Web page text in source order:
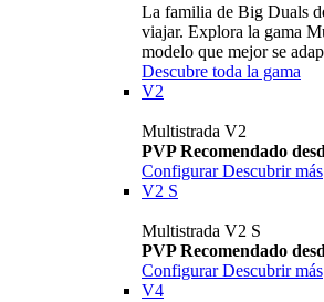
La familia de Big Duals
viajar. Explora la gama
modelo que mejor se
Descubre toda la gama
V2
Multistrada V2
PVP Recomendado
Configurar Descubrir más
V2 S
Multistrada V2 S
PVP Recomendado
Configurar Descubrir más
V4